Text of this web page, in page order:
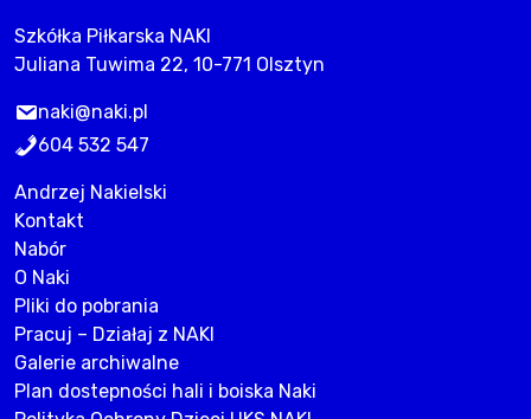
Szkółka Piłkarska NAKI
Juliana Tuwima 22, 10-771 Olsztyn
naki@naki.pl
604 532 547
Andrzej Nakielski
Kontakt
Nabór
O Naki
Pliki do pobrania
Pracuj – Działaj z NAKI
Galerie archiwalne
Plan dostepności hali i boiska Naki